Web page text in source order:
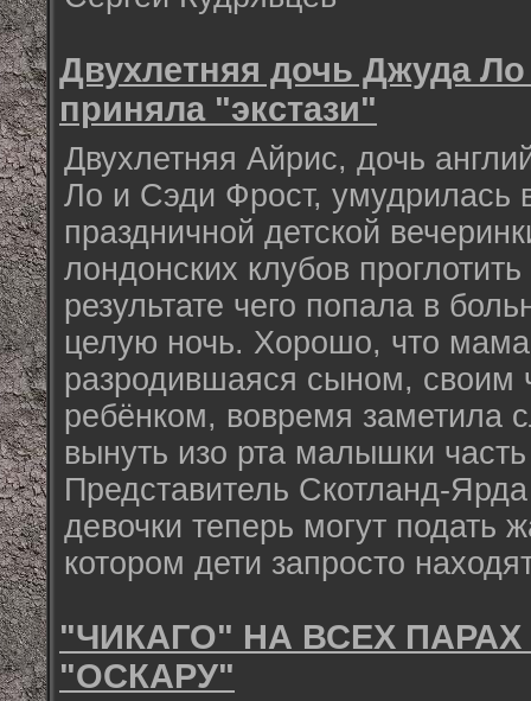
Двухлетняя дочь Джуда
приняла "экстази"
Двухлетняя Айрис, дочь
Ло и Сэди Фрост, умудрилась
праздничной детской
лондонских клубов
результате чего попала в
целую ночь. Хорошо, что
разродившаяся сыном, своим
ребёнком, вовремя заметила
вынуть изо рта малышки часть
Представитель Скотланд-
девочки теперь могут подать
котором дети запросто
"ЧИКАГО" НА ВСЕХ
"ОСКАРУ"